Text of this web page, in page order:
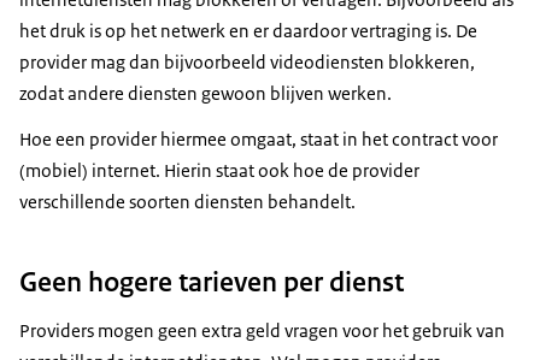
het druk is op het netwerk en er daardoor vertraging is. De
provider mag dan bijvoorbeeld videodiensten blokkeren,
zodat andere diensten gewoon blijven werken.
Hoe een provider hiermee omgaat, staat in het contract voor
(mobiel) internet. Hierin staat ook hoe de provider
verschillende soorten diensten behandelt.
Geen hogere tarieven per dienst
Providers mogen geen extra geld vragen voor het gebruik van